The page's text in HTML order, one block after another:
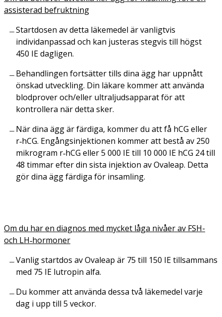
assisterad befruktning
Startdosen av detta läkemedel är vanligtvis
individanpassad och kan justeras stegvis till högst
450 IE dagligen.
Behandlingen fortsätter tills dina ägg har uppnått
önskad utveckling. Din läkare kommer att använda
blodprover och/eller ultraljudsapparat för att
kontrollera när detta sker.
När dina ägg är färdiga, kommer du att få hCG eller
r‑hCG. Engångsinjektionen kommer att bestå av 250
mikrogram r‑hCG eller 5 000 IE till 10 000 IE hCG 24 till
48 timmar efter din sista injektion av Ovaleap. Detta
gör dina ägg färdiga för insamling.
Om du har en diagnos med mycket låga nivåer av FSH-
och LH‑hormoner
Vanlig startdos av Ovaleap är 75 till 150 IE tillsammans
med 75 IE lutropin alfa.
Du kommer att använda dessa två läkemedel varje
dag i upp till 5 veckor.